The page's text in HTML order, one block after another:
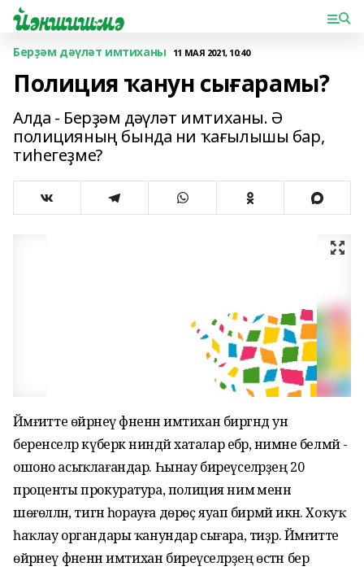
Берҙәм дәүләт имтиханы 11 МАЯ 2021, 10:40
Полиция ҡанун сығарамы?
Алда - Берҙәм дәүләт имтиханы. Ә
полицияның бында ни ҡағылышы бар,
тиһегеҙме?
Йәмғиәтте өйрәнеү фәненән имтихан биргәндә ун
беренселәр күберәк ниндәй хаталар ебәрә, нимәне белмәй -
ошоно асыҡлағандар. Һынау биреүселәрҙең 20
проценты прокуратура, полиция нимә менән
шөғөлләнә, тигән һорауға дөрөҫ яуап бирмәй икән. Хоҡуҡ
һаҡлау органдары ҡанундар сығара, тиҙәр. Йәмғиәтте
өйрәнеү фәненән имтихан биреүселәрҙең өстән бер